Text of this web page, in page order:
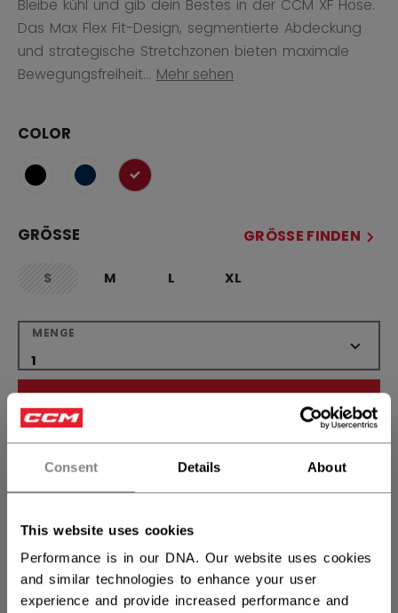
Consent Details About
This website uses cookies
Performance is in our DNA. Our website uses cookies
and similar technologies to enhance your user
experience and provide increased performance and
Bleibe kühl und gib dein Bestes in der CCM XF Hose.
Das Max Flex Fit-Design, segmentierte Abdeckung
und strategische Stretchzonen bieten maximale
Bewegungsfreiheit... Mehr sehen
COLOR
ausgewählt
GRÖSSE GRÖSSE FINDEN
Snot.available
M L XL
MENGE
IN DEN WARENKORB
FILIALVERFÜGBARKEIT
Kostenfreie Rücksendungen
LINKS ZUM